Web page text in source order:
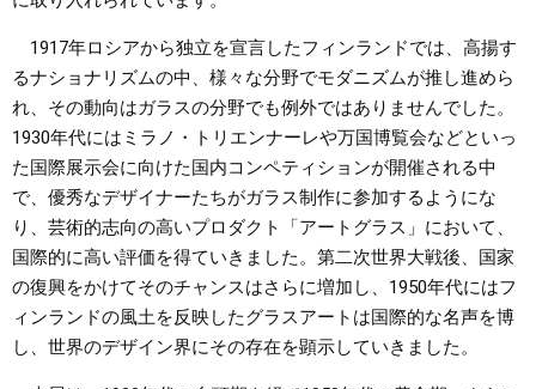
1917年ロシアから独立を宣言したフィンランドでは、高揚す
るナショナリズムの中、様々な分野でモダニズムが推し進めら
れ、その動向はガラスの分野でも例外ではありませんでした。
1930年代にはミラノ・トリエンナーレや万国博覧会などといっ
た国際展示会に向けた国内コンペティションが開催される中
で、優秀なデザイナーたちがガラス制作に参加するようにな
り、芸術的志向の高いプロダクト「アートグラス」において、
国際的に高い評価を得ていきました。第二次世界大戦後、国家
の復興をかけてそのチャンスはさらに増加し、1950年代にはフ
ィンランドの風土を反映したグラスアートは国際的な名声を博
し、世界のデザイン界にその存在を顕示していきました。